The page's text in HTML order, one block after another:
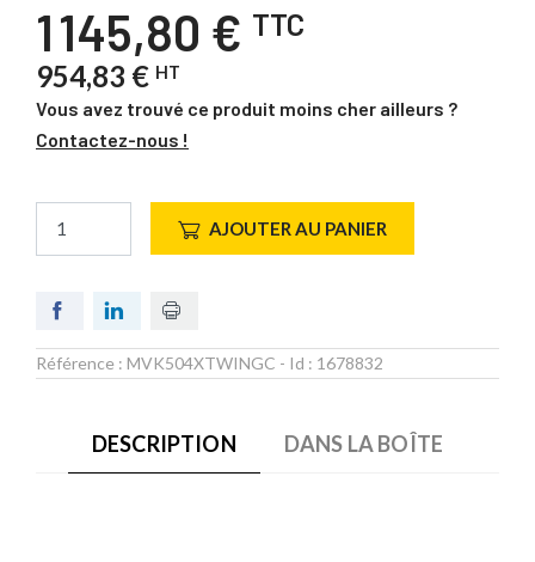
1 145,80 € TTC
954,83 € HT
Vous avez trouvé ce produit moins cher ailleurs ?
Contactez-nous !
AJOUTER AU PANIER
Référence : MVK504XTWINGC - Id : 1678832
DESCRIPTION DANS LA BOÎTE